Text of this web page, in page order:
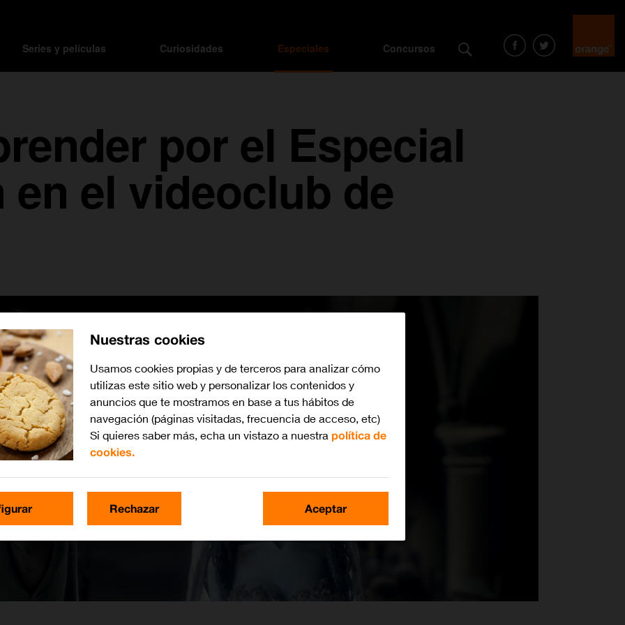
Series y películas Curiosidades Especiales Concursos
por el Especial
el videoclub de
Nuestras cookies
Usamos cookies propias y de terceros para analizar cómo
utilizas este sitio web y personalizar los contenidos y
anuncios que te mostramos en base a tus hábitos de
navegación (páginas visitadas, frecuencia de acceso, etc)
Si quieres saber más, echa un vistazo a nuestra política de
cookies.
Rechazar Aceptar